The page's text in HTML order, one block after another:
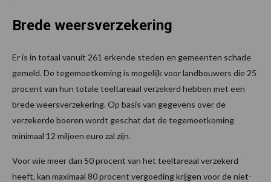
Brede weersverzekering
Er is in totaal vanuit 261 erkende steden en gemeenten schade
gemeld. De tegemoetkoming is mogelijk voor landbouwers die 25
procent van hun totale teeltareaal verzekerd hebben met een
brede weersverzekering. Op basis van gegevens over de
verzekerde boeren wordt geschat dat de tegemoetkoming
minimaal 12 miljoen euro zal zijn.
Voor wie meer dan 50 procent van het teeltareaal verzekerd
heeft, kan maximaal 80 procent vergoeding krijgen voor de niet-